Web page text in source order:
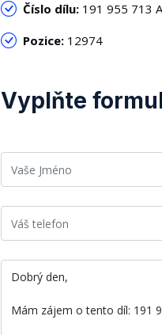
Číslo dílu: 191 955 713
Pozice: 12974
Vyplňte